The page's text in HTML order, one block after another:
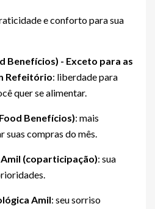
e conforto para sua
Benefícios) - Exceto para as
Refeitório: liberdade para
quer se alimentar.
Benefícios): mais
suas compras do mês.
(coparticipação): sua
Amil: seu sorriso